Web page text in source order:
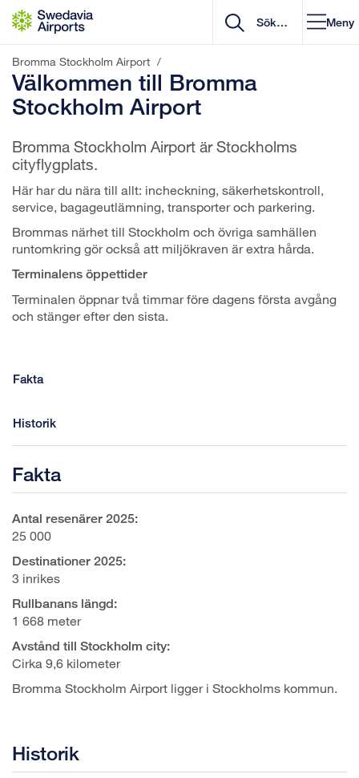
Gå till innehåll
Meny
Bromma Stockholm Airport /
Välkommen till Bromma
Stockholm Airport
Bromma Stockholm Airport är Stockholms
cityflygplats.
Här har du nära till allt: incheckning, säkerhetskontroll,
service, bagageutlämning, transporter och parkering.
Brommas närhet till Stockholm och övriga samhällen
runtomkring gör också att miljökraven är extra hårda.
Terminalens öppettider
Terminalen öppnar två timmar före dagens första avgång
och stänger efter den sista.
Fakta
Historik
Fakta
Antal resenärer 2025:
25 000
Destinationer 2025:
3 inrikes
Rullbanans längd:
1 668 meter
Avstånd till Stockholm city:
Cirka 9,6 kilometer
Bromma Stockholm Airport ligger i Stockholms kommun.
Historik